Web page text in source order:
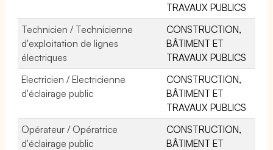
TRAVAUX PUBLICS
Technicien / Technicienne
d'exploitation de lignes
électriques
CONSTRUCTION,
BÂTIMENT ET
TRAVAUX PUBLICS
Electricien / Electricienne
d'éclairage public
CONSTRUCTION,
BÂTIMENT ET
TRAVAUX PUBLICS
Opérateur / Opératrice
d'éclairage public
CONSTRUCTION,
BÂTIMENT ET